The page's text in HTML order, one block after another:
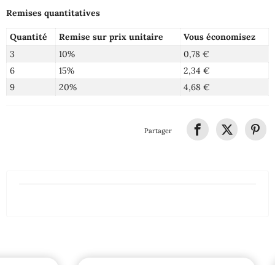
Remises quantitatives
Quantité Remise sur prix unitaire
Vous économisez
3
10%
0,78 €
6
15%
2,34 €
9
20% 4,68 €
Partager